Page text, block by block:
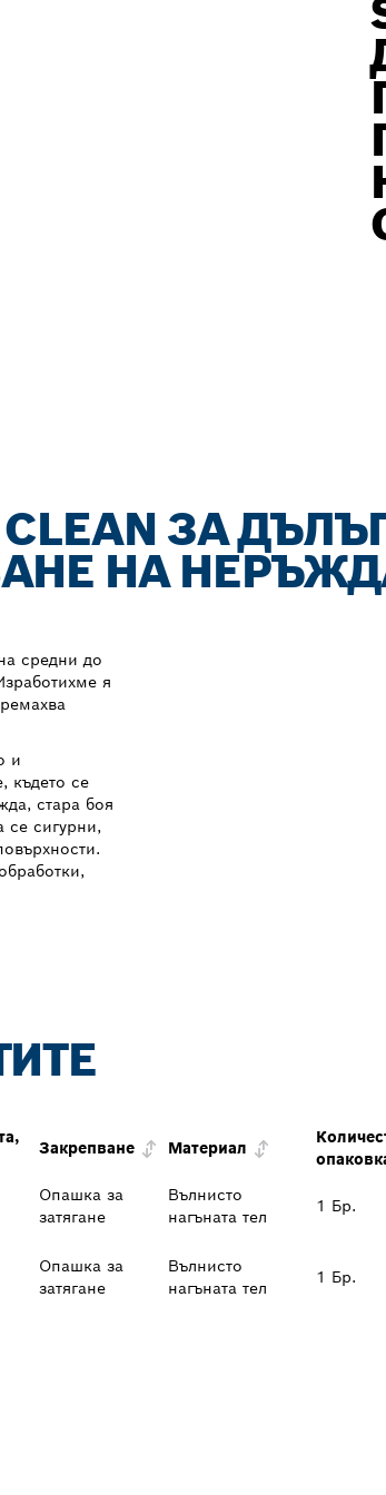
CLEAN ЗА
НА
средни до
я
и
където се
стара боя
се сигурни,
Закрепване Материал
Опашка за
затягане
Вълнисто
нагъната тел
1 Бр.
Опашка за
затягане
Вълнисто
нагъната тел
1 Бр.